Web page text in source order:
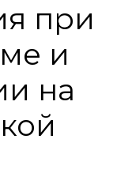
при
и
на